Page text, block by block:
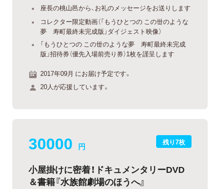
座長の桃山邑から、お礼のメッセージをお送りします
コレクター限定動画（「もうひとつの この丗のような
夢 寿町最終未完成版」ダイジェスト映像）
「もうひとつの この丗のような夢 寿町最終未完成
版」招待券（優先入場前売り券）1枚を謹呈します
2017年09月 にお届け予定です。
20人が応援しています。
残り7枚
30000 円
小屋掛けに密着！ドキュメンタリーDVD
＆書籍『水族館劇場のほうへ』